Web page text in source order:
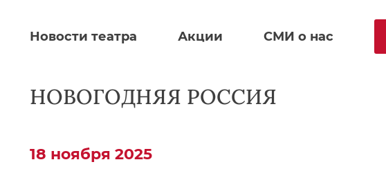
Новости театра Акции СМИ о нас
НОВОГОДНЯЯ РОССИЯ
18 ноября 2025